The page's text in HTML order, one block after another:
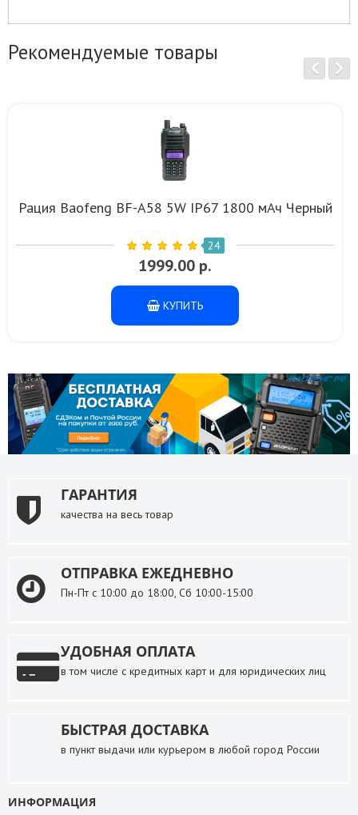
Рекомендуемые товары
Рация Baofeng BF-A58 5W IP67 1800 мАч Черный
24
1999.00 р.
КУПИТЬ
ГАРАНТИЯ
качества на весь товар
ОТПРАВКА ЕЖЕДНЕВНО
Пн-Пт с 10:00 до 18:00, Сб 10:00-15:00
УДОБНАЯ ОПЛАТА
в том числе с кредитных карт и для юридических лиц
БЫСТРАЯ ДОСТАВКА
в пункт выдачи или курьером в любой город России
ИНФОРМАЦИЯ